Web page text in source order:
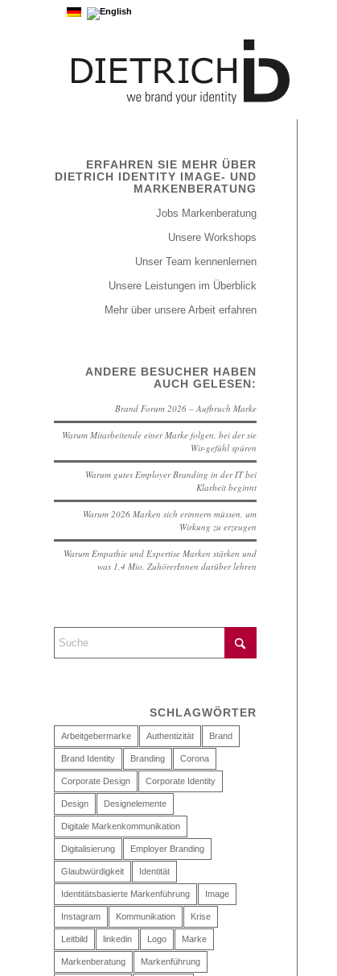
ERFAHREN SIE MEHR ÜBER
DIETRICH IDENTITY IMAGE- UND
MARKENBERATUNG
Jobs Markenberatung
Unsere Workshops
Unser Team kennenlernen
Unsere Leistungen im Überblick
Mehr über unsere Arbeit erfahren
ANDERE BESUCHER HABEN
AUCH GELESEN:
Brand Forum 2026 – Aufbruch Marke
Warum Mitarbeitende einer Marke folgen, bei der sie
Wir-gefühl spüren
Warum gutes Employer Branding in der IT bei
Klarheit beginnt
Warum 2026 Marken sich erinnern müssen, um
Wirkung zu erzeugen
Warum Empathie und Expertise Marken stärken und
was 1,4 Mio. ZuhörerInnen darüber lehren
SCHLAGWÖRTER
Arbeitgebermarke Authentizität Brand
Brand Identity Branding Corona
Corporate Design Corporate Identity
Design Designelemente
Digitale Markenkommunikation
Digitalisierung Employer Branding
Glaubwürdigkeit Identität
Identitätsbasierte Markenführung Image
Instagram Kommunikation Krise
Leitbild linkedin Logo Marke
Markenberatung Markenführung